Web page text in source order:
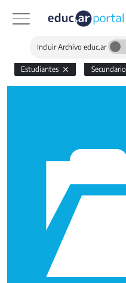
Incluir Archivo educ.ar
Estudiantes Secundario